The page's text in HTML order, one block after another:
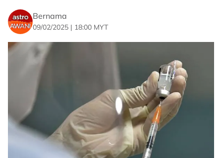
Bernama
09/02/2025 | 18:00 MYT